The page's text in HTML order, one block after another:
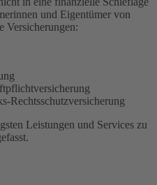
und Eigentümer von
Versicherungen:
Rechtsschutzversicherung
Leistungen und Services zu